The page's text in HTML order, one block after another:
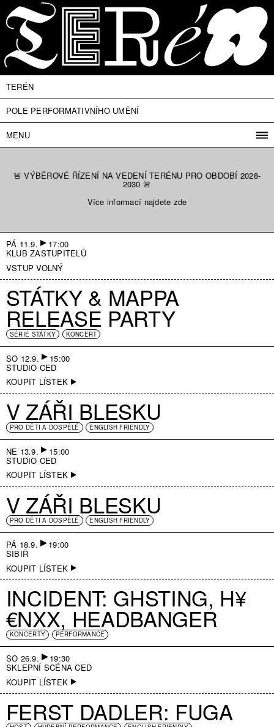
TERÉN
POLE PERFORMATIVNÍHO UMĚNÍ
MENU
PROJEKTY
VSTUPNÉ
PRESS
PARTNEŘI
ENGLISH
🚨 VÝBĚROVÉ ŘÍZENÍ NA VEDENÍ TERÉNU PRO OBDOBÍ 2028-
2030 🚨
Více informací najdete zde
PÁ 11.9. 17:00
KLUB ZASTUPITELŮ
VSTUP VOLNÝ
STÁTKY & MAPPA
RELEASE PARTY
SÉRIE STÁTKY KONCERT
SO 12.9. 15:00
STUDIO CED
KOUPIT LÍSTEK
V ZÁŘI BLESKU
PRO DĚTI A DOSPĚLÉ ENGLISH FRIENDLY
NE 13.9. 15:00
STUDIO CED
KOUPIT LÍSTEK
V ZÁŘI BLESKU
PRO DĚTI A DOSPĚLÉ ENGLISH FRIENDLY
PÁ 18.9. 19:00
SIBIŘ
KOUPIT LÍSTEK
INCIDENT: GHSTING, H¥
€NXX, HEADBANGER
KONCERTY PERFORMANCE
SO 26.9. 19:30
SKLEPNÍ SCÉNA CED
KOUPIT LÍSTEK
FERST DADLER: FUGA